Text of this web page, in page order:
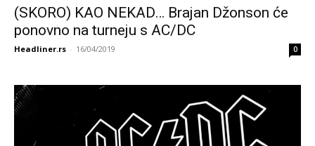
(SKORO) KAO NEKAD… Brajan Džonson će
ponovno na turneju s AC/DC
Headliner.rs - 16/04/2019 0